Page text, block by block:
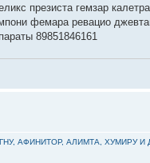
презиста гемзар
фемара ревацио
89851846161
АФИНИТОР, АЛИМТА, ХУМИРУ И